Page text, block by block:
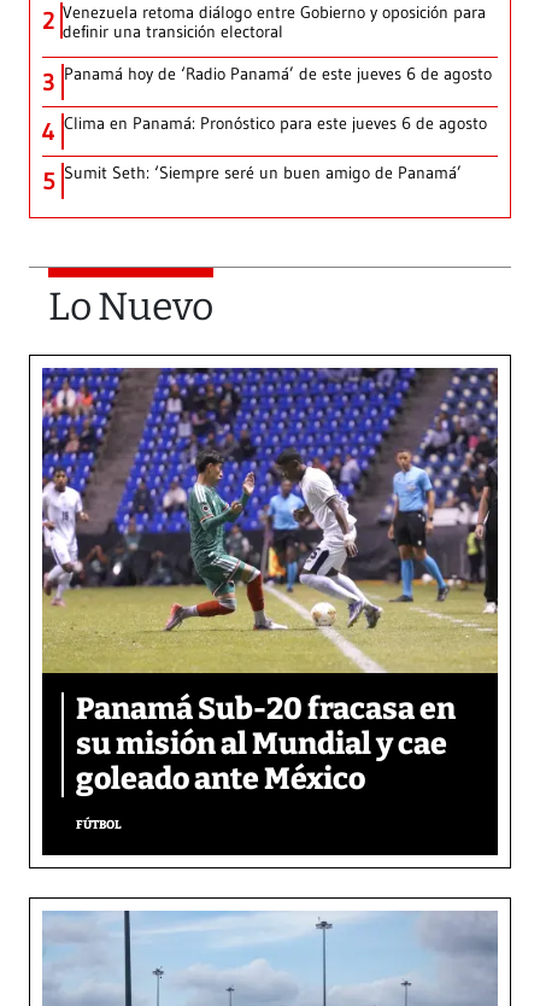
2 Venezuela retoma diálogo entre Gobierno y oposición para
definir una transición electoral
3 Panamá hoy de ‘Radio Panamá’ de este jueves 6 de agosto
4 Clima en Panamá: Pronóstico para este jueves 6 de agosto
5 Sumit Seth: ‘Siempre seré un buen amigo de Panamá’
Lo Nuevo
Panamá Sub-20 fracasa en
su misión al Mundial y cae
goleado ante México
FÚTBOL